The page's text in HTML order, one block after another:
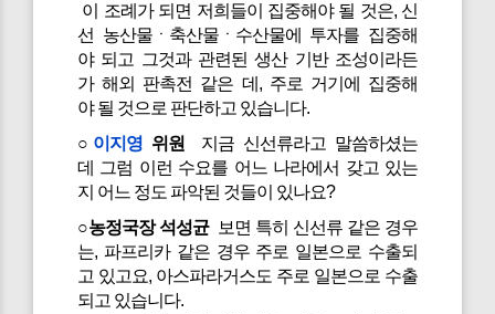
이 조례가 되면 저희들이 집중해야 될 것은, 신
선 농산물ㆍ축산물ㆍ수산물에 투자를 집중해
야 되고 그것과 관련된 생산 기반 조성이라든
가 해외 판촉전 같은 데, 주로 거기에 집중해
야 될 것으로 판단하고 있습니다.
○ 이지영위원 지금 신선류라고 말씀하셨는
데 그럼 이런 수요를 어느 나라에서 갖고 있는
지 어느 정도 파악된 것들이 있나요?
○농정국장 석성균보면 특히 신선류 같은 경우
는, 파프리카 같은 경우 주로 일본으로 수출되
고 있고요, 아스파라거스도 주로 일본으로 수출
되고 있습니다.